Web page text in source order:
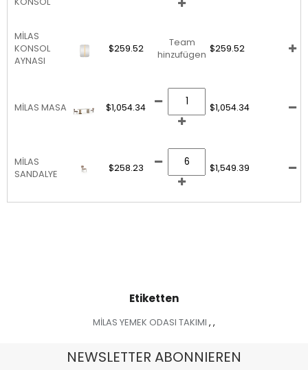
MİLAS
KONSOL
AYNASI
$259.52
Team
hinzufügen
$259.52
MİLAS MASA $1,054.34 $1,054.34
MİLAS
SANDALYE
$258.23 $1,549.39
Etiketten
MİLAS YEMEK ODASI TAKIMI , ,
NEWSLETTER ABONNIEREN